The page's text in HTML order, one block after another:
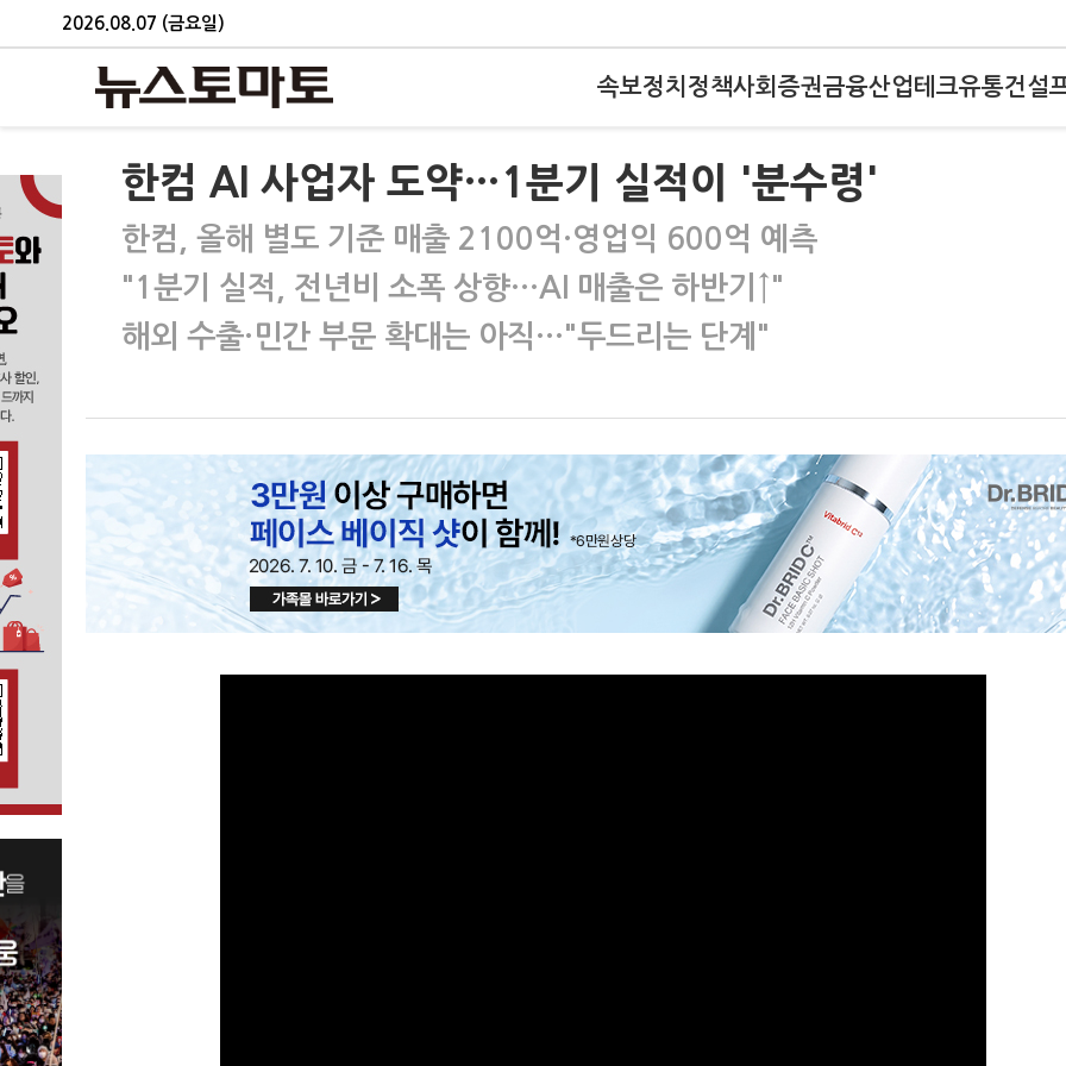
2026.08.07 (금요일)
속보정치 정책사회 증권금융산업테크유통건설
한컴 AI 사업자 도약…1분기 실적이 '분수령'
한컴, 올해 별도 기준 매출 2100억·영업익 600억 예측
"1분기 실적, 전년비 소폭 상향…AI 매출은 하반기↑"
해외 수출·민간 부문 확대는 아직…"두드리는 단계"